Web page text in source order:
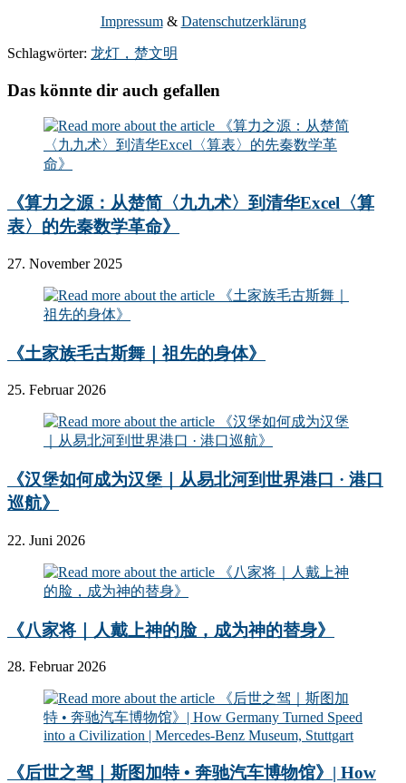
Impressum& Datenschutzerklärung
Schlagwörter: 龙灯，楚文明
Das könnte dir auch gefallen
《算力之源：从楚简〈九九术〉到清华Excel〈算
表〉的先秦数学革命》
27. November 2025
《土家族毛古斯舞｜祖先的身体》
25. Februar 2026
《汉堡如何成为汉堡｜从易北河到世界港口 · 港口
巡航》
22. Juni 2026
《八家将｜人戴上神的脸，成为神的替身》
28. Februar 2026
《后世之驾｜斯图加特 • 奔驰汽车博物馆》| How